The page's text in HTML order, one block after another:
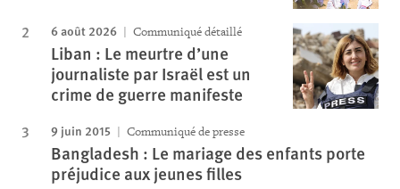
6 août 2026 Communiqué détaillé
Liban : Le meurtre d’une
journaliste par Israël est un
crime de guerre manifeste
9 juin 2015 Communiqué de presse
Bangladesh : Le mariage des enfants porte
préjudice aux jeunes filles